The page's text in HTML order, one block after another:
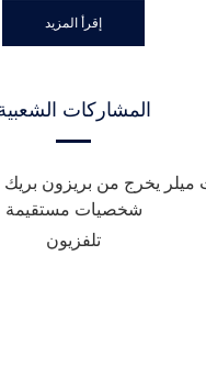
إقرأ المزيد
المشاركات
ميلر يخرج من بريزون
شخصيات مستقيمة
تلفزيون